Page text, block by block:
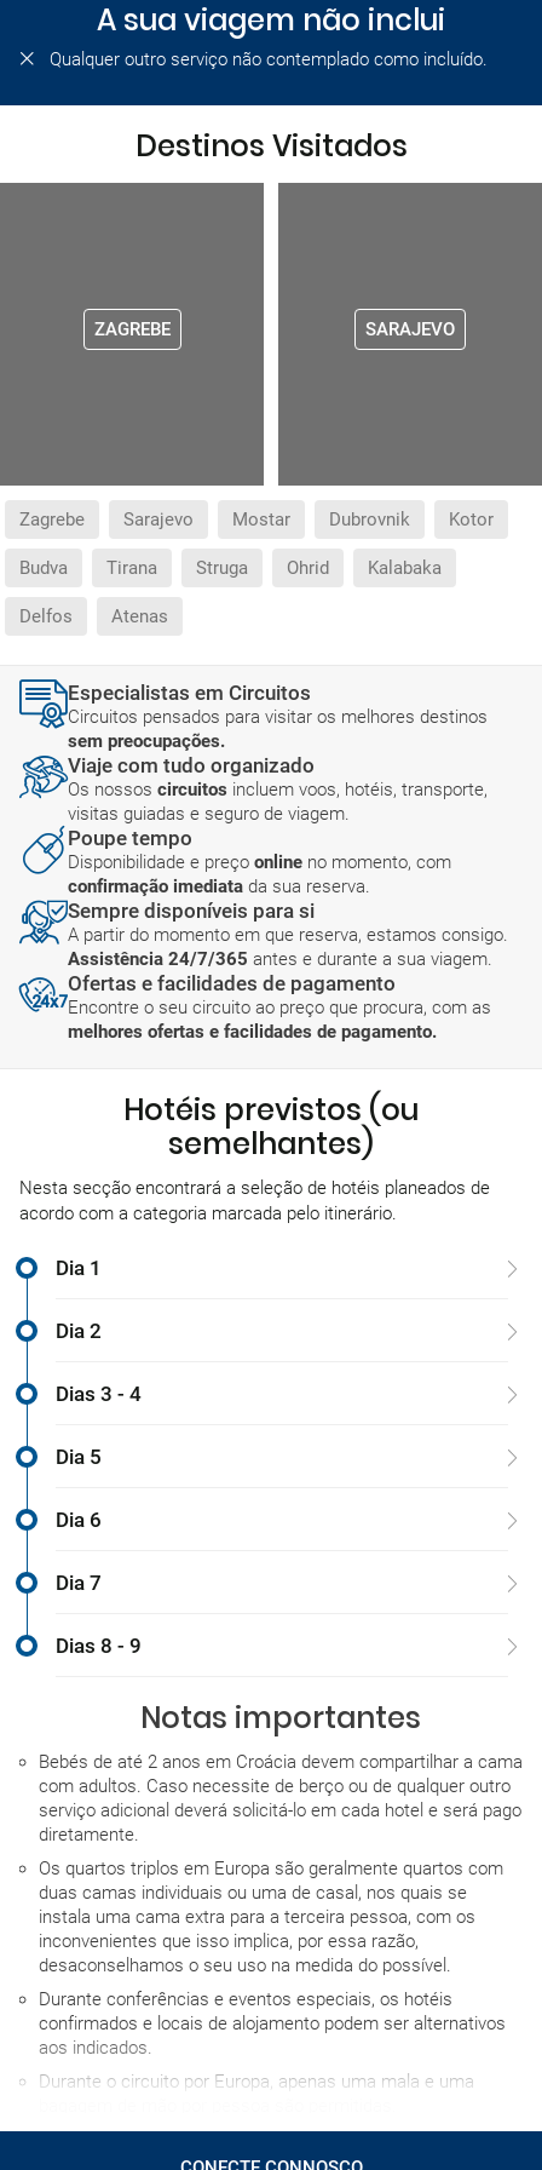
A sua viagem não inclui
Qualquer outro serviço não contemplado como incluído.
Destinos Visitados
ZAGREBE SARAJEVO
Zagrebe Sarajevo Mostar Dubrovnik Kotor
Budva Tirana Struga Ohrid Kalabaka
Delfos Atenas
Especialistas em Circuitos
Circuitos pensados para visitar os melhores destinos
sem preocupações.
Viaje com tudo organizado
Os nossos circuitos incluem voos, hotéis, transporte,
visitas guiadas e seguro de viagem.
Poupe tempo
Disponibilidade e preço online no momento, com
confirmação imediata da sua reserva.
Sempre disponíveis para si
A partir do momento em que reserva, estamos consigo.
Assistência 24/7/365 antes e durante a sua viagem.
Ofertas e facilidades de pagamento
Encontre o seu circuito ao preço que procura, com as
melhores ofertas e facilidades de pagamento.
Hotéis previstos (ou
semelhantes)
Nesta secção encontrará a seleção de hotéis planeados de
acordo com a categoria marcada pelo itinerário.
Dia 1
Dia 2
Dias 3 - 4
Dia 5
Dia 6
Dia 7
Dias 8 - 9
Notas importantes
Bebés de até 2 anos em Croácia devem compartilhar a cama
com adultos. Caso necessite de berço ou de qualquer outro
serviço adicional deverá solicitá-lo em cada hotel e será pago
diretamente.
Os quartos triplos em Europa são geralmente quartos com
duas camas individuais ou uma de casal, nos quais se
instala uma cama extra para a terceira pessoa, com os
inconvenientes que isso implica, por essa razão,
desaconselhamos o seu uso na medida do possível.
Durante conferências e eventos especiais, os hotéis
confirmados e locais de alojamento podem ser alternativos
aos indicados.
Durante o circuito por Europa, apenas uma mala e uma
cada estabelecimento, mas em caso algum será antes das